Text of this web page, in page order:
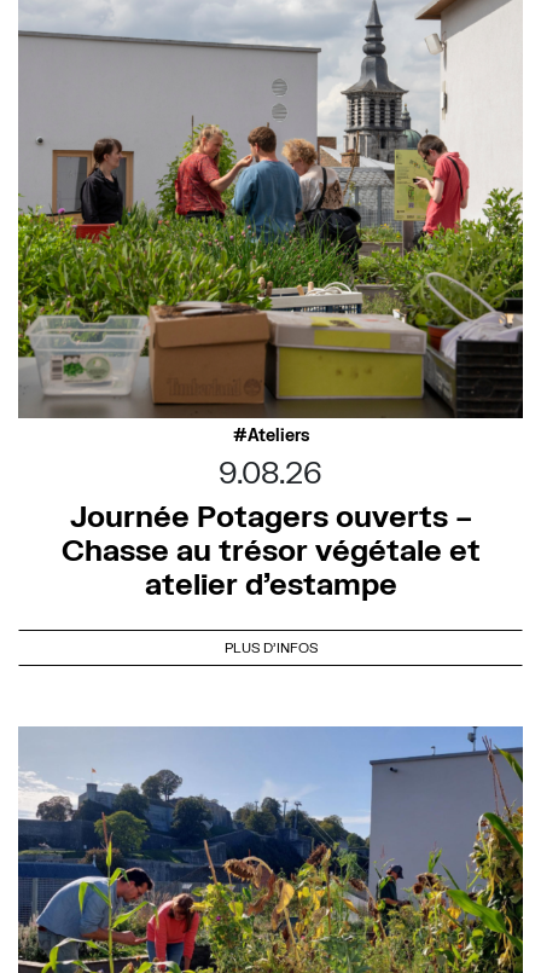
Ateliers
9.08.26
Journée Potagers ouverts –
Chasse au trésor végétale et
atelier d’estampe
PLUS D'INFOS